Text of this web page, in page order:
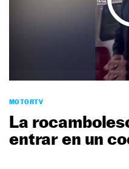
MOTORTV
La
entrar en un